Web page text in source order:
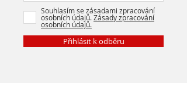
Souhlasím se zásadami zpracování
osobních údajů.Zásady zpracování
osobních údajů.
Přihlásit k odběru